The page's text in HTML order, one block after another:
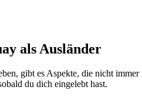
als Ausländer
gibt es Aspekte, die nicht
du dich eingelebt hast.